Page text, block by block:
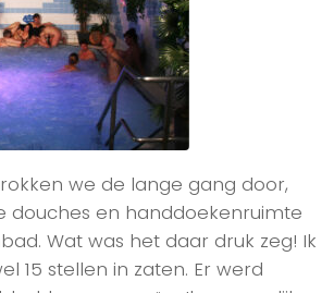
we de lange gang door,
douches en handdoekenruimte
Wat was het daar druk zeg! Ik
15 stellen in zaten. Er werd